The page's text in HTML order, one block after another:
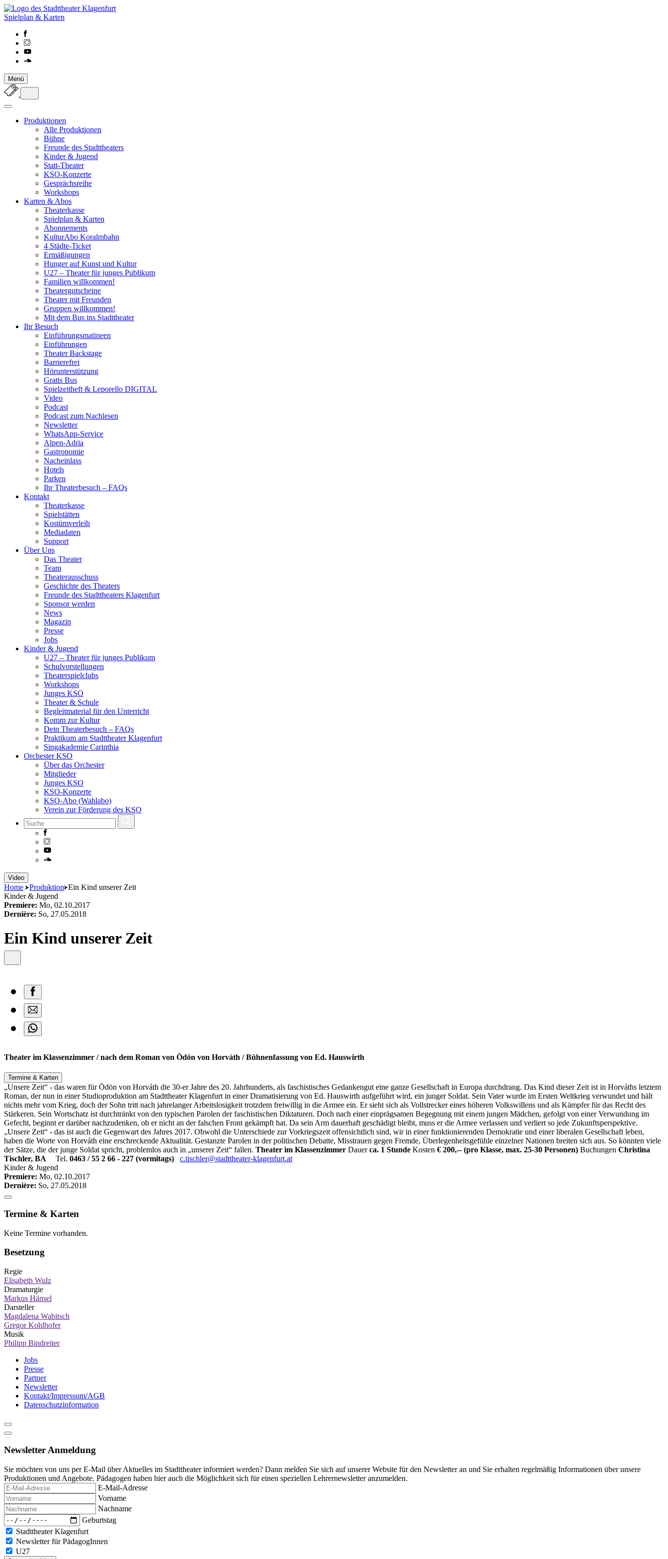
Spielplan & Karten
Menü
Produktionen
Alle Produktionen
Bühne
Freunde des Stadttheaters
Kinder & Jugend
Statt-Theater
KSO-Konzerte
Gesprächsreihe
Workshops
Karten & Abos
Theaterkasse
Spielplan & Karten
Abonnements
KulturAbo Koralmbahn
4 Städte-Ticket
Ermäßigungen
Hunger auf Kunst und Kultur
U27 – Theater für junges Publikum
Familien willkommen!
Theatergutscheine
Theater mit Freunden
Gruppen willkommen!
Mit dem Bus ins Stadttheater
Ihr Besuch
Einführungsmatineen
Einführungen
Theater Backstage
Barrierefrei
Hörunterstützung
Gratis Bus
Spielzeitheft & Leporello DIGITAL
Video
Podcast
Podcast zum Nachlesen
Newsletter
WhatsApp-Service
Alpen-Adria
Gastronomie
Nacheinlass
Hotels
Parken
Ihr Theaterbesuch – FAQs
Kontakt
Theaterkasse
Spielstätten
Kostümverleih
Mediadaten
Support
Über Uns
Das Theater
Team
Theaterausschuss
Geschichte des Theaters
Freunde des Stadttheaters Klagenfurt
Sponsor werden
News
Magazin
Presse
Jobs
Kinder & Jugend
U27 – Theater für junges Publikum
Schulvorstellungen
Theaterspielclubs
Workshops
Junges KSO
Theater & Schule
Begleitmaterial für den Unterricht
Komm zur Kultur
Dein Theaterbesuch – FAQs
Praktikum am Stadttheater Klagenfurt
Singakademie Carinthia
Orchester KSO
Über das Orchester
Mitglieder
Junges KSO
KSO-Konzerte
KSO-Abo (Wahlabo)
Verein zur Förderung des KSO
Skip
to
content
Video
Home Produktion Ein Kind unserer Zeit
Kinder & Jugend
Premiere: Mo, 02.10.2017
Dernière: So, 27.05.2018
Ein Kind unserer Zeit
Theater im Klassenzimmer / nach dem Roman von Ödön von Horváth / Bühnenfassung von Ed. Hauswirth
Termine & Karten
„Unsere Zeit“ - das waren für Ödön von Horváth die 30-er Jahre des 20. Jahrhunderts, als faschistisches Gedankengut eine ganze Gesellschaft in Europa durchdrang. Das Kind dieser Zeit ist in Horváths letztem
Roman, der nun in einer Studioproduktion am Stadttheater Klagenfurt in einer Dramatisierung von Ed. Hauswirth aufgeführt wird, ein junger Soldat. Sein Vater wurde im Ersten Weltkrieg verwundet und hält
nichts mehr vom Krieg, doch der Sohn tritt nach jahrelanger Arbeitslosigkeit trotzdem freiwillig in die Armee ein. Er sieht sich als Vollstrecker eines höheren Volkswillens und als Kämpfer für das Recht des
Stärkeren. Sein Wortschatz ist durchtränkt von den typischen Parolen der faschistischen Diktaturen. Doch nach einer einprägsamen Begegnung mit einem jungen Mädchen, gefolgt von einer Verwundung im
Gefecht, beginnt er darüber nachzudenken, ob er nicht an der falschen Front gekämpft hat. Da sein Arm dauerhaft geschädigt bleibt, muss er die Armee verlassen und verliert so jede Zukunftsperspektive.
„Unsere Zeit“ - das ist auch die Gegenwart des Jahres 2017. Obwohl die Unterschiede zur Vorkriegszeit offensichtlich sind, wir in einer funktionierenden Demokratie und einer liberalen Gesellschaft leben,
haben die Worte von Horváth eine erschreckende Aktualität. Gestanzte Parolen in der politischen Debatte, Misstrauen gegen Fremde, Überlegenheitsgefühle einzelner Nationen breiten sich aus. So könnten viele
der Sätze, die der junge Soldat spricht, problemlos auch in „unserer Zeit“ fallen. Theater im Klassenzimmer Dauerca. 1 Stunde Kosten € 200,-- (pro Klasse, max. 25-30 Personen) Buchungen Christina
Tischler, BA
Tel. 0463 / 55 2 66 - 227 (vormitags)
c.tischler@stadttheater-klagenfurt.at
Kinder & Jugend
Premiere: Mo, 02.10.2017
Dernière: So, 27.05.2018
Termine & Karten
Keine Termine vorhanden.
Besetzung
Regie
Elisabeth Wulz
Dramaturgie
Markus Hänsel
Darsteller
Magdalena Wabitsch
Gregor Kohlhofer
Musik
Philipp Bindreiter
Jobs
Presse
Partner
Newsletter
Kontakt/Impressum/AGB
Datenschutzinformation
Newsletter Anmeldung
Sie möchten von uns per E-Mail über Aktuelles im Stadttheater informiert werden? Dann melden Sie sich auf unserer Website für den Newsletter an und Sie erhalten regelmäßig Informationen über unsere
Produktionen und Angebote. Pädagogen haben hier auch die Möglichkeit sich für einen speziellen Lehrernewsletter anzumelden.
E-Mail-Adresse
Vorname
Nachname
Geburtstag
Stadttheater Klagenfurt
Newsletter für PädagogInnen
U27